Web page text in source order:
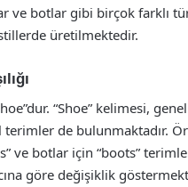
ve botlar gibi birçok farklı
üretilmektedir.
“Shoe” kelimesi,
de bulunmaktadır.
ve botlar için “boots”
göre değişiklik